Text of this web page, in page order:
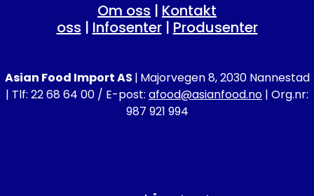
Om oss | Kontakt
oss | Infosenter| Produsenter
Asian Food Import AS | Majorvegen 8, 2030 Nannestad
| Tlf: 22 68 64 00 / E-post: afood@asianfood.no | Org.nr:
987 921 994